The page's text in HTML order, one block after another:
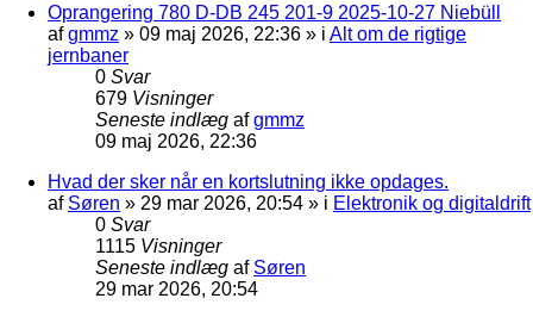
Oprangering 780 D-DB 245 201-9 2025-10-27 Niebüll
afgmmz » 09 maj 2026, 22:36 » i Alt om de rigtige
jernbaner
0 Svar
679 Visninger
Seneste indlæg afgmmz
09 maj 2026, 22:36
Hvad der sker når en kortslutning ikke opdages.
af Søren » 29 mar 2026, 20:54 » i Elektronik og digitaldrift
0 Svar
1115 Visninger
Seneste indlæg af Søren
29 mar 2026, 20:54